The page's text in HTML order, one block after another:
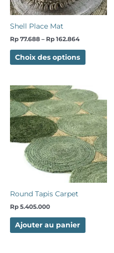
Shell Place Mat
Rp 77.688 – Rp 162.864
Choix des options
la
Round Tapis Carpet
Rp 5.405.000
Ajouter au panier